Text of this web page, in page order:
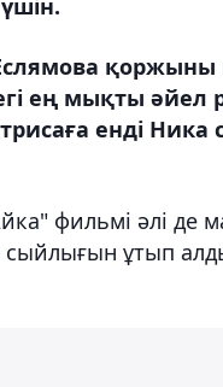
қоржыны
ең мықты әйел
енді
фильмі әлі де
сыйлығын ұтып